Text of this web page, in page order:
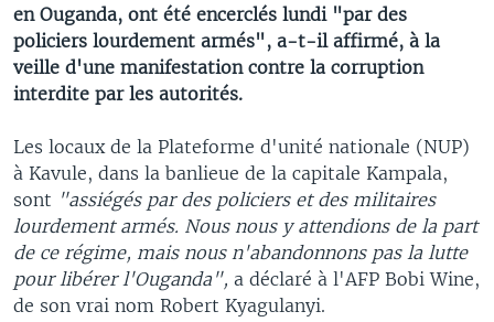
en Ouganda, ont été encerclés lundi "par des
policiers lourdement armés", a-t-il affirmé, à la
veille d'une manifestation contre la corruption
interdite par les autorités.
Les locaux de la Plateforme d'unité nationale (NUP)
à Kavule, dans la banlieue de la capitale Kampala,
sont "assiégés par des policiers et des militaires
lourdement armés. Nous nous y attendions de la part
de ce régime, mais nous n'abandonnons pas la lutte
pour libérer l'Ouganda", a déclaré à l'AFP Bobi Wine,
de son vrai nom Robert Kyagulanyi.